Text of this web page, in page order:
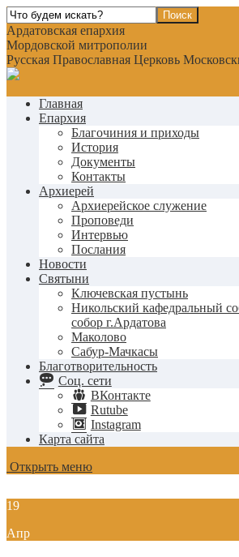
Ардатовская епархия
Мордовской митрополии
Русская Православная Церковь
Главная
Епархия
Благочиния и приходы
История
Документы
Контакты
Архиерей
Архиерейское служение
Проповеди
Интервью
Послания
Новости
Святыни
Ключевская пустынь
Никольский кафедральный
собор г.Ардатова
Маколово
Сабур-Мачкасы
Благотворительность
Соц. сети
ВКонтакте
Rutube
Instagram
Карта сайта
Открыть меню
19
Апр